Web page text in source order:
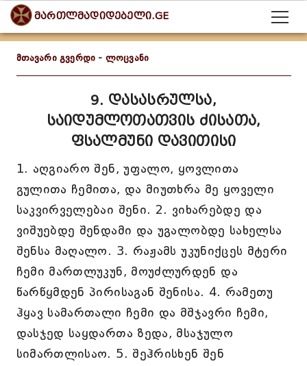
მართლმადიდებელი.GE
მთავარი გვერდი - ლოცვანი
9. დასასრულსა,
საიდუმლოთათვის ძისათა,
ფსალმუნი დავითისი
1. აღგიარო შენ, უფალო, ყოვლითა
გულითა ჩემითა, და მიუთხრა მე ყოველი
საკვირველებაი შენი. 2. ვიხარებდე და
ვიშუებდე შენდამი და უგალობდე სახელსა
შენსა მაღალო. 3. რაჟამს უკუნიქცეს მტერი
ჩემი მართლუკუნ, მოუძლურდენ და
წარწყმდენ პირისაგან შენისა. 4. რამეთუ
ჰყავ სამართალი ჩემი და მშჯავრი ჩემი,
დასჯედ საყდართა ზედა, მსაჯულო
სიმართლისაო. 5. შეჰრისხენ შენ